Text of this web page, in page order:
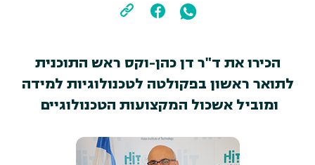
הכירו את ד"ר דן כהן-וקס ראש התוכנית
לתואר ראשון בפקולטה לטכנולוגיות למידה
ומוביל אשכול המקצועות הטכנולוגיים